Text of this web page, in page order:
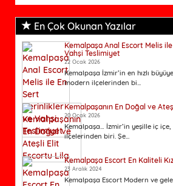
En Çok Okunan Yazılar
Kemalpaşa Anal Escort Melis
Vahşi Teslimiyet
22 Ocak 2026
Kemalpaşa İzmir’in en hızlı
modern ilçelerinden bi...
Kemalpaşanın En Doğal ve
20 Ocak 2026
Kemalpaşa… İzmir’in yeşille iç
ilçelerinden biri. Şe...
Kemalpaşa Escort En Kaliteli
23 Aralık 2024
Kemalpaşa Escort Modern ve